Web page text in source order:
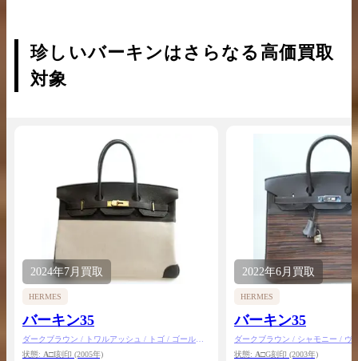
珍しいバーキンはさらなる高価買取
対象
2024年7月 買取
HERMES
バーキン35
ダークブラウン / トワルアッシュ / トゴ / ゴールド
金具
状態: A□I刻印 (2005年)
2022年6月 買取
HERMES
バーキン35
ダークブラウン / シャモニー / ヴ
バー金具
状態: A□G刻印 (2003年)